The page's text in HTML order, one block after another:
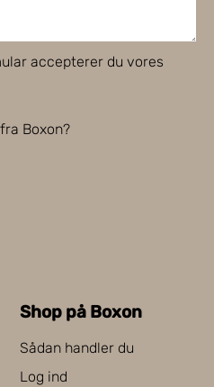
accepterer du vores
Boxon?
Shop på Boxon
Sådan handler du
Log ind